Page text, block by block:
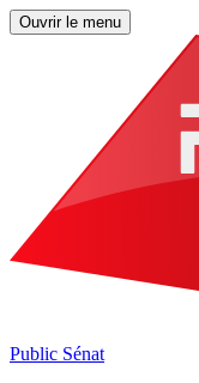
Ouvrir le menu
Public Sénat